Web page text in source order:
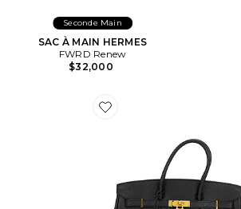
Seconde Main
SAC À MAIN HERMES
FWRD Renew
$32,000
Favorite SAC À MAIN HERMES